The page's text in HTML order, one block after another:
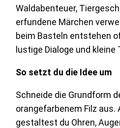
Waldabenteuer,
erfundene Märchen
beim Basteln entstehen
lustige Dialoge und
So setzt du die Idee um
Schneide die Grundform
orangefarbenem Filz aus.
gestaltest du Ohren,